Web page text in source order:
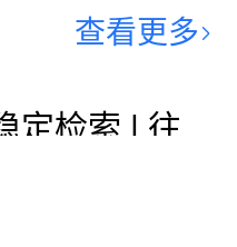
查看更多
定检索 | 往
届机械工程